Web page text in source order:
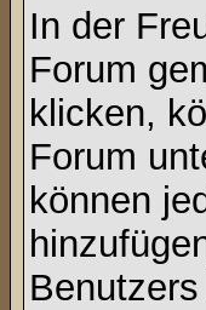
In der
Forum
klicken,
Forum
können